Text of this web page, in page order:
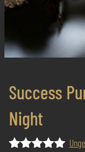
Success
Night